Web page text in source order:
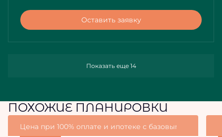
Оставить заявку
Показать еще 14
ПОХОЖИЕ ПЛАНИРОВКИ
Цена при 100% оплате и ипотеке с базовыми